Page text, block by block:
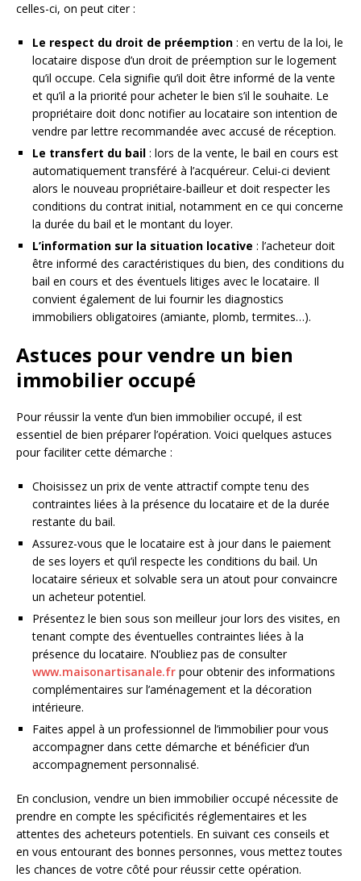
celles-ci, on peut citer :
Le respect du droit de préemption : en vertu de la loi, le
locataire dispose d’un droit de préemption sur le logement
qu’il occupe. Cela signifie qu’il doit être informé de la vente
et qu’il a la priorité pour acheter le bien s’il le souhaite. Le
propriétaire doit donc notifier au locataire son intention de
vendre par lettre recommandée avec accusé de réception.
Le transfert du bail : lors de la vente, le bail en cours est
automatiquement transféré à l’acquéreur. Celui-ci devient
alors le nouveau propriétaire-bailleur et doit respecter les
conditions du contrat initial, notamment en ce qui concerne
la durée du bail et le montant du loyer.
L’information sur la situation locative : l’acheteur doit
être informé des caractéristiques du bien, des conditions du
bail en cours et des éventuels litiges avec le locataire. Il
convient également de lui fournir les diagnostics
immobiliers obligatoires (amiante, plomb, termites…).
Astuces pour vendre un bien
immobilier occupé
Pour réussir la vente d’un bien immobilier occupé, il est
essentiel de bien préparer l’opération. Voici quelques astuces
pour faciliter cette démarche :
Choisissez un prix de vente attractif compte tenu des
contraintes liées à la présence du locataire et de la durée
restante du bail.
Assurez-vous que le locataire est à jour dans le paiement
de ses loyers et qu’il respecte les conditions du bail. Un
locataire sérieux et solvable sera un atout pour convaincre
un acheteur potentiel.
Présentez le bien sous son meilleur jour lors des visites, en
tenant compte des éventuelles contraintes liées à la
présence du locataire. N’oubliez pas de consulter
www.maisonartisanale.fr pour obtenir des informations
complémentaires sur l’aménagement et la décoration
intérieure.
Faites appel à un professionnel de l’immobilier pour vous
accompagner dans cette démarche et bénéficier d’un
accompagnement personnalisé.
En conclusion, vendre un bien immobilier occupé nécessite de
prendre en compte les spécificités réglementaires et les
attentes des acheteurs potentiels. En suivant ces conseils et
en vous entourant des bonnes personnes, vous mettez toutes
les chances de votre côté pour réussir cette opération.